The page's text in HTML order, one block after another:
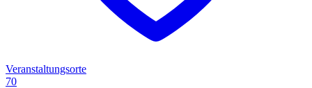
Veranstaltungsorte
70